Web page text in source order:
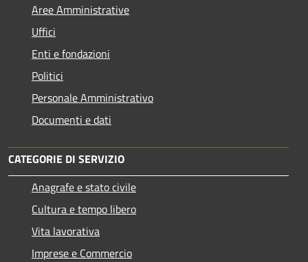
Aree Amministrative
Uffici
Enti e fondazioni
Politici
Personale Amministrativo
Documenti e dati
CATEGORIE DI SERVIZIO
Anagrafe e stato civile
Cultura e tempo libero
Vita lavorativa
Imprese e Commercio